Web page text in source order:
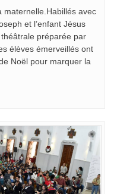
maternelle.Habillés avec
et l’enfant Jésus
préparée par
élèves émerveillés ont
Noël pour marquer la